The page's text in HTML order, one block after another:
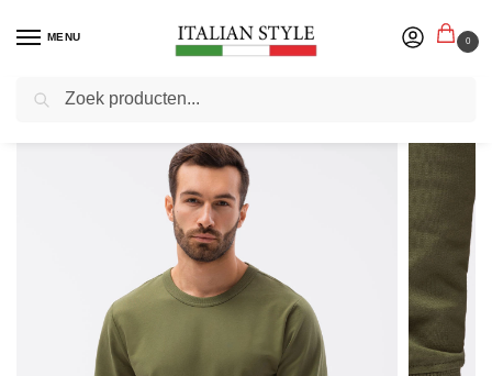
MENU 0
Home Herenmode / Truien sweaters vesten